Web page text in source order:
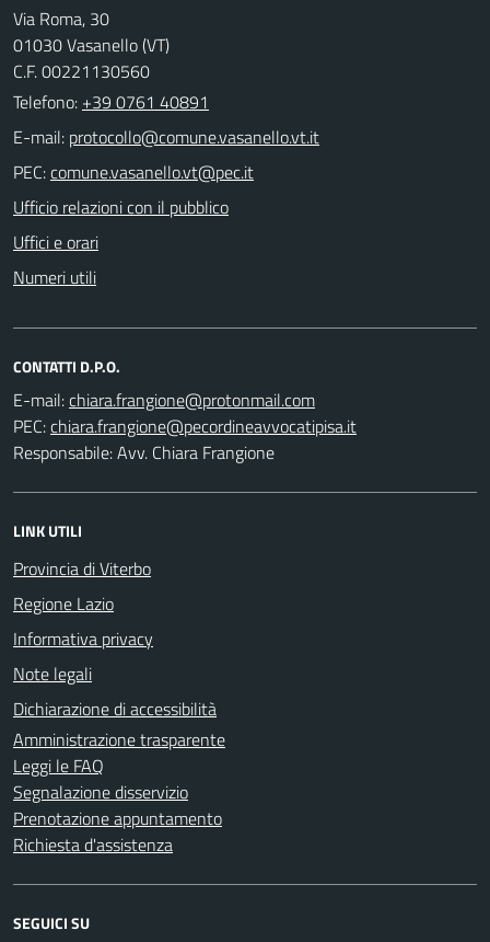
Via Roma, 30
01030 Vasanello (VT)
C.F. 00221130560
Telefono: +39 0761 40891
E-mail:
PEC:
Ufficio relazioni con il pubblico
Uffici e orari
Numeri utili
CONTATTI D.P.O.
E-mail:
PEC:
Responsabile: Avv. Chiara Frangione
LINK UTILI
Provincia di Viterbo
Regione Lazio
Informativa privacy
Note legali
Dichiarazione di accessibilità
Amministrazione trasparente
Leggi le FAQ
Segnalazione disservizio
Prenotazione appuntamento
Richiesta d'assistenza
SEGUICI SU